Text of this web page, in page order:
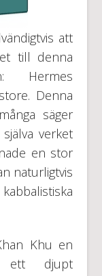
att
till denna
Hermes
Denna
säger
verket
en stor
naturligtvis
Khu en
ett djupt